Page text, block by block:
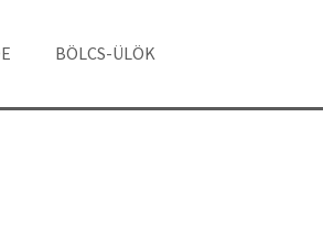
BÖLCS-ÜLÖK